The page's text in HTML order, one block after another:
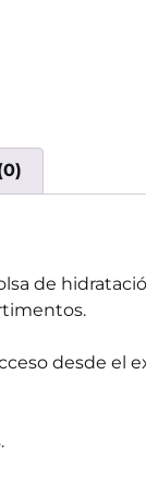
de
desde el